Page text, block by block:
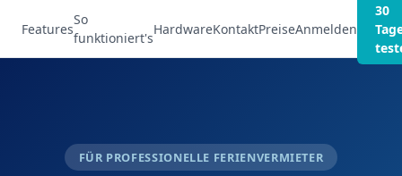
Features
So
funktioniert's
HardwareKontaktPreiseAnmelden
30
FÜR PROFESSIONELLE FERIENVERMIETER